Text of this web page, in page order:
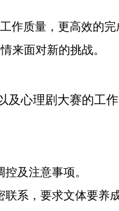
作质量，更高效的
来面对新的挑战。
及心理剧大赛的工
及注意事项。
系，要求文体要养